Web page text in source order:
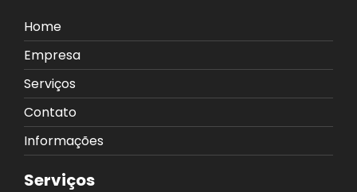
Home
Empresa
Serviços
Contato
Informações
Serviços